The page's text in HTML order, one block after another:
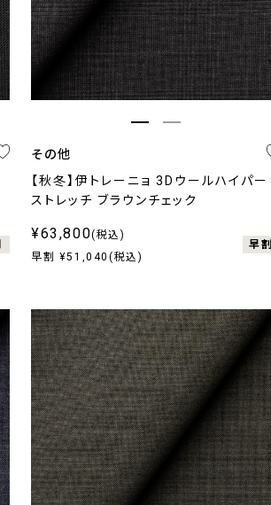
その他
【秋冬】伊トレーニョ 3Dウールハイパー
ストレッチ ブラウンチェック
¥63,800(税込)
早割 ¥51,040(税込)
早割